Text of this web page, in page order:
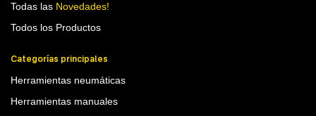
Todas las Novedades!
Todos los Productos
Categorías principales
Herramientas neumáticas
Herramientas manuales